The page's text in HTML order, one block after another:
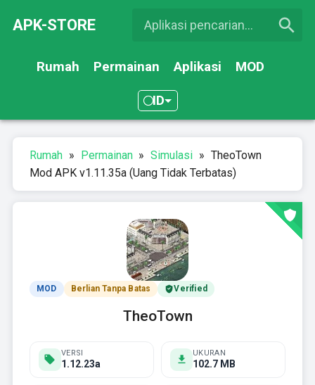
APK-STORE
Rumah Permainan Aplikasi MOD
ID
Rumah » Permainan » Simulasi » TheoTown
Mod APK v1.11.35a (Uang Tidak Terbatas)
MOD Berlian Tanpa Batas Verified
TheoTown
VERSI
1.12.23a
UKURAN
102.7 MB